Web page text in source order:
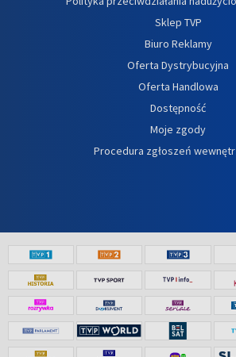
Sklep TVP
Biuro Reklamy
Oferta Dystrybucyjna
Oferta Handlowa
Dostępność
Moje zgody
Procedura zgłoszeń